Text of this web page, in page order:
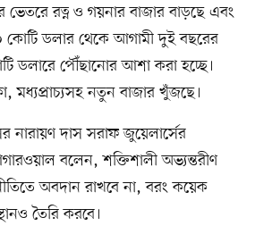
ভেতরে রত্ন ও গয়নার বাজার বাড়ছে এবং
কোটি ডলার থেকে আগামী দুই বছরের
ডলারে পৌঁছানোর আশা করা হচ্ছে।
মধ্যপ্রাচ্যসহ নতুন বাজার খুঁজছে।
নারায়ণ দাস সরাফ জুয়েলার্সের
বলেন, শক্তিশালী অভ্যন্তরীণ
অবদান রাখবে না, বরং কয়েক
তৈরি করবে।